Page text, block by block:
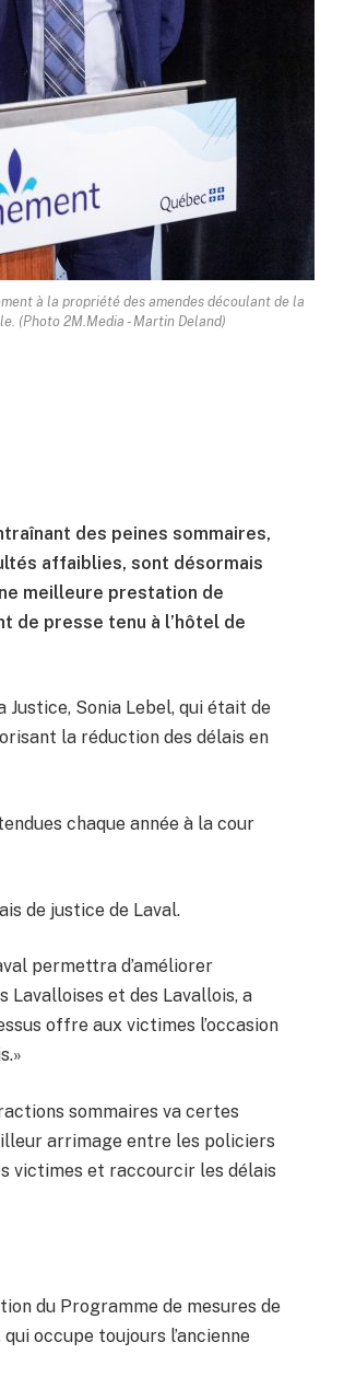
à la propriété des amendes découlant de la
(Photo 2M.Media - Martin Deland)
des peines sommaires,
affaiblies, sont désormais
meilleure prestation de
de presse tenu à l’hôtel de
Sonia Lebel, qui était de
la réduction des délais en
chaque année à la cour
de justice de Laval.
permettra d’améliorer
Lavalloises et des Lavallois, a
offre aux victimes l’occasion
sommaires va certes
arrimage entre les policiers
victimes et raccourcir les délais
du Programme de mesures de
occupe toujours l’ancienne